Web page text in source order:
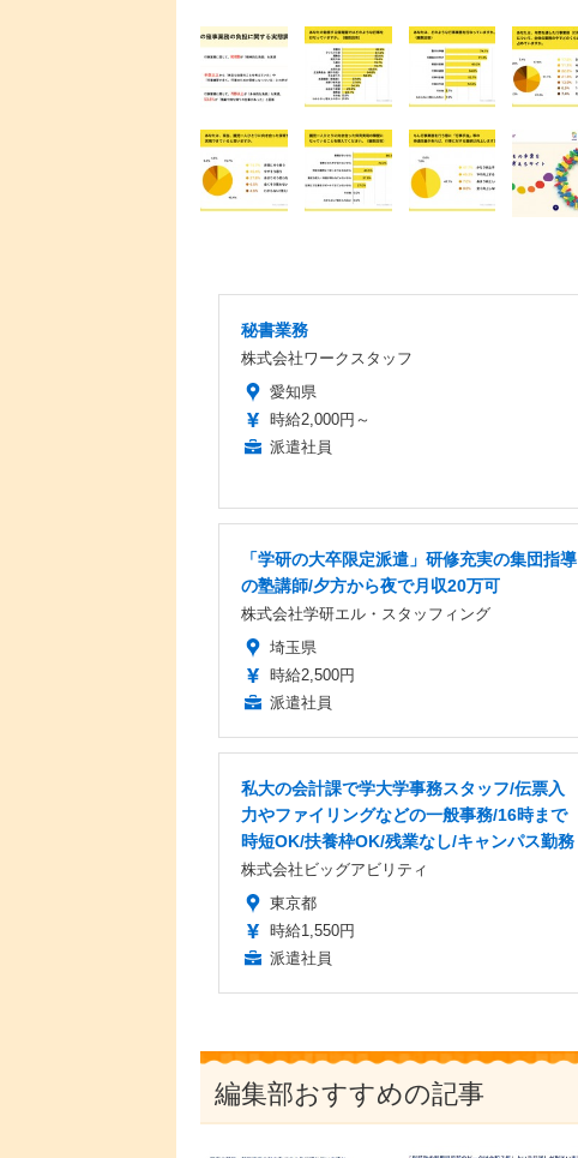
秘書業務
株式会社ワークスタッフ
愛知県
時給2,000円～
派遣社員
「学研の大卒限定派遣」研修充実の集団指導
の塾講師/夕方から夜で月収20万可
株式会社学研エル・スタッフィング
埼玉県
時給2,500円
派遣社員
私大の会計課で学大学事務スタッフ/伝票入
力やファイリングなどの一般事務/16時まで
時短OK/扶養枠OK/残業なし/キャンパス勤務
株式会社ビッグアビリティ
東京都
時給1,550円
派遣社員
編集部おすすめの記事